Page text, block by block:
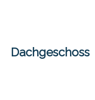
Dachgeschoss